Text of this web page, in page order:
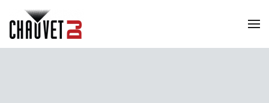
Skip to main content